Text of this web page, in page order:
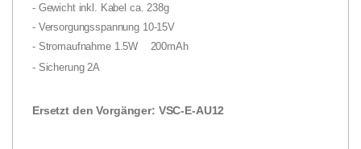
- Gewicht inkl. Kabel ca. 238g
- Versorgungsspannung 10-15V
- Stromaufnahme 1.5W 200mAh
- Sicherung 2A
Ersetzt den Vorgänger: VSC-E-AU12